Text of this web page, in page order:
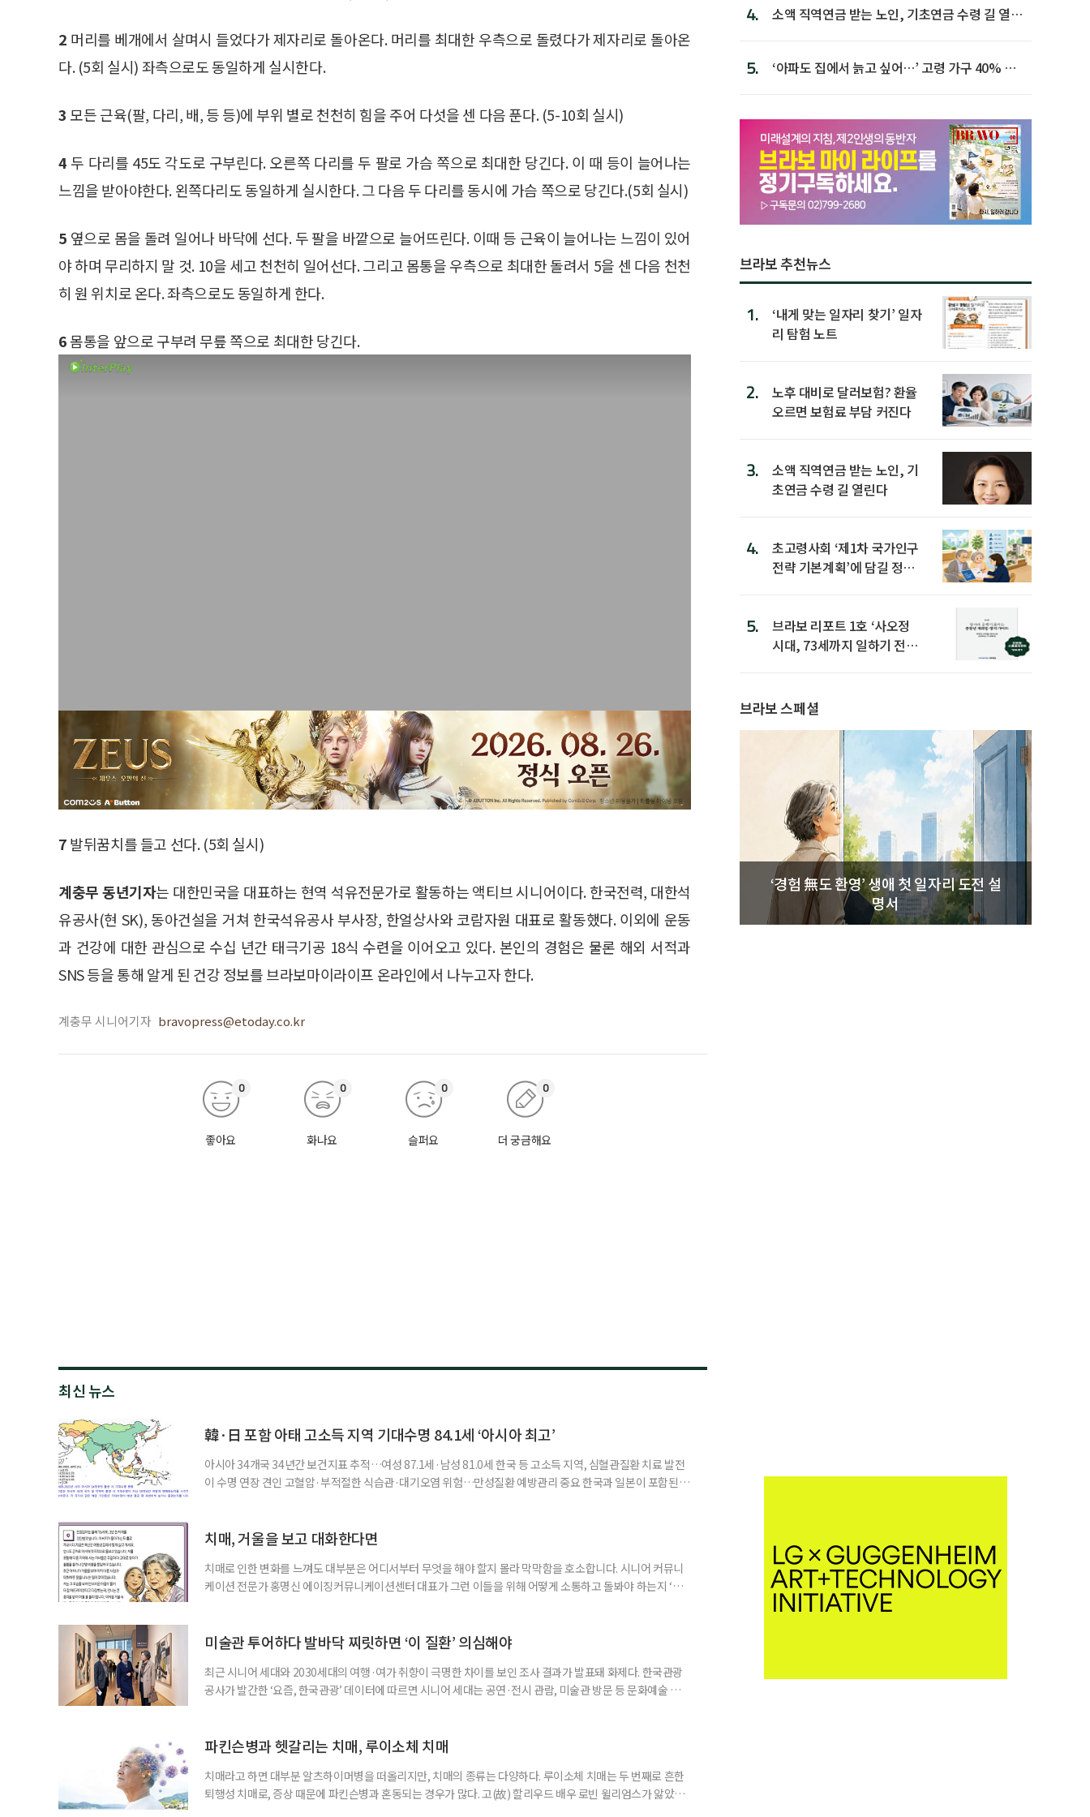
2 머리를 베개에서 살며시 들었다가 제자리로 돌아온다. 머리를 최대한 우측으로 돌렸다가 제자리로 돌아온
다. (5회 실시) 좌측으로도 동일하게 실시한다.
3 모든 근육(팔, 다리, 배, 등 등)에 부위 별로 천천히 힘을 주어 다섯을 센 다음 푼다. (5-10회 실시)
4 두 다리를 45도 각도로 구부린다. 오른쪽 다리를 두 팔로 가슴 쪽으로 최대한 당긴다. 이 때 등이 늘어나는
느낌을 받아야한다. 왼쪽다리도 동일하게 실시한다. 그 다음 두 다리를 동시에 가슴 쪽으로 당긴다.(5회 실시)
5 옆으로 몸을 돌려 일어나 바닥에 선다. 두 팔을 바깥으로 늘어뜨린다. 이때 등 근육이 늘어나는 느낌이 있어
야 하며 무리하지 말 것. 10을 세고 천천히 일어선다. 그리고 몸통을 우측으로 최대한 돌려서 5을 센 다음 천천
히 원 위치로 온다. 좌측으로도 동일하게 한다.
6몸통을 앞으로 구부려 무릎 쪽으로 최대한 당긴다.
7발뒤꿈치를 들고 선다. (5회 실시)
계충무 동년기자는 대한민국을 대표하는 현역 석유전문가로 활동하는 액티브 시니어이다. 한국전력, 대한석
유공사(현 SK), 동아건설을 거쳐 한국석유공사 부사장, 한얼상사와 코람자원 대표로 활동했다. 이외에 운동
과 건강에 대한 관심으로 수십 년간 태극기공 18식 수련을 이어오고 있다. 본인의 경험은 물론 해외 서적과
SNS 등을 통해 알게 된 건강 정보를 브라보마이라이프 온라인에서 나누고자 한다.
계충무 시니어기자 bravopress@etoday.co.kr
좋아요
0
화나요
0
슬퍼요
0
더 궁금해요
0
최신 뉴스
韓·日 포함 아태 고소득 지역 기대수명 84.1세 ‘아시아 최고’
아시아 34개국 34년간 보건지표 추적…여성 87.1세·남성 81.0세 한국 등 고소득 지역, 심혈관질환 치료 발전
이 수명 연장 견인 고혈압·부적절한 식습관·대기오염 위험…만성질환 예방관리 중요 한국과 일본이 포함된 아
분석한 장기 추적 결과를 발표했다. 이번 연구에는 고려대와 경희대를 비롯해 연세대, 워싱턴대 보건계량평
치매, 거울을 보고 대화한다면
치매로 인한 변화를 느껴도 대부분은 어디서부터 무엇을 해야 할지 몰라 막막함을 호소합니다. 시니어 커뮤니
케이션 전문가 홍명신 에이징커뮤니케이션센터 대표가 그런 이들을 위해 어떻게 소통하고 돌봐야 하는지 ‘치
어릴 때는 거울 속 모습을 다른 사람으로 인식했습니다. 대개 두 살 무렵이 되면 ‘거울 속의 나’를 알아보지요.
미술관 투어하다 발바닥 찌릿하면 ‘이 질환’ 의심해야
최근 시니어 세대와 2030세대의 여행·여가 취향이 극명한 차이를 보인 조사 결과가 발표돼 화제다. 한국관광
공사가 발간한 ‘요즘, 한국관광’ 데이터에 따르면 시니어 세대는 공연·전시 관람, 미술관 방문 등 문화예술 공간
보여준다. 일각에선 취업난과 경제적 불확실성 속에 2030세대는 심리적 휴식과 복잡한 생각을 비워내는
파킨슨병과 헷갈리는 치매, 루이소체 치매
치매라고 하면 대부분 알츠하이머병을 떠올리지만, 치매의 종류는 다양하다. 루이소체 치매는 두 번째로 흔한
퇴행성 치매로, 증상 때문에 파킨슨병과 혼동되는 경우가 많다. 고(故) 할리우드 배우 로빈 윌리엄스가 앓았던
4.
소액 직역연금 받는 노인, 기초연금 수령 길 열린
5.
‘아파도 집에서 늙고 싶어…’ 고령 가구 40% 노
브라보 추천뉴스
1.
‘내게 맞는 일자리 찾기’ 일자
리 탐험 노트
2.
노후 대비로 달러보험? 환율
오르면 보험료 부담 커진다
3.
소액 직역연금 받는 노인, 기
초연금 수령 길 열린다
4.
초고령사회 ‘제1차 국가인구
전략 기본계획’에 담길 정책
5.
브라보 리포트 1호 ‘사오정
시대, 73세까지 일하기 전략’
브라보 스페셜
‘경험 無도 환영’ 생애 첫 일자리 도전 설
명서